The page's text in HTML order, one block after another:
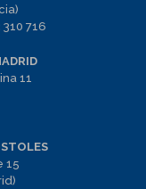
716
11
15